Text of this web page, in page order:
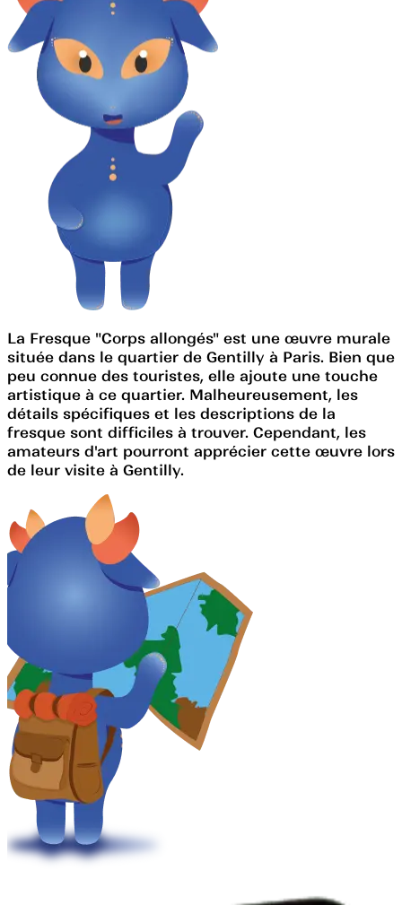
La Fresque "Corps allongés" est une œuvre murale
située dans le quartier de Gentilly à Paris. Bien que
peu connue des touristes, elle ajoute une touche
artistique à ce quartier. Malheureusement, les
détails spécifiques et les descriptions de la
fresque sont difficiles à trouver. Cependant, les
amateurs d'art pourront apprécier cette œuvre lors
de leur visite à Gentilly.